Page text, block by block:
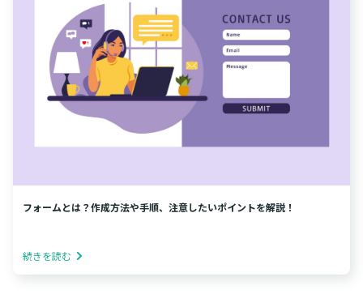
フォームとは？作成方法や手順、注意したいポイントを解説！
続きを読む